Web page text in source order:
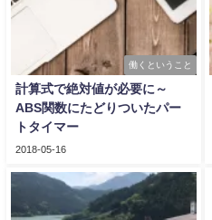
働くということ
計算式で絶対値が必要に～
ABS関数にたどりついたパー
トタイマー
2018-05-16